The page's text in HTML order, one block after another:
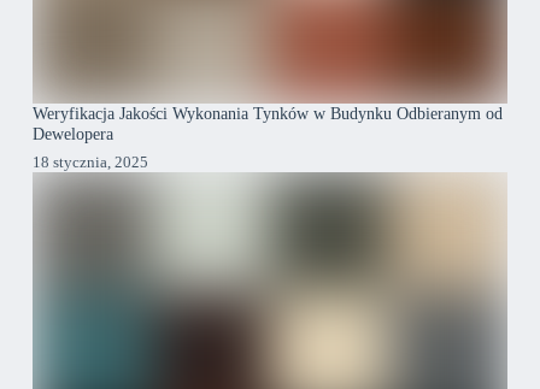
Weryfikacja Jakości Wykonania Tynków w Budynku Odbieranym od
Dewelopera
18 stycznia, 2025